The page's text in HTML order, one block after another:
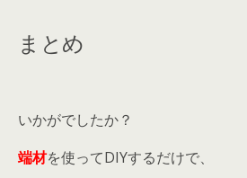
まとめ
いかがでしたか？
端材を使ってDIYするだけで、